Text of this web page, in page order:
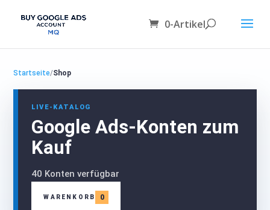
0-Artikel
Startseite/Shop
LIVE-KATALOG
Google Ads-Konten zum
Kauf
40 Konten verfügbar
WARENKORB 0